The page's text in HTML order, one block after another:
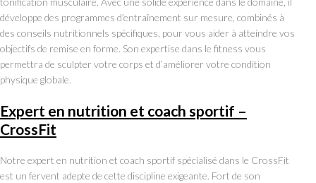
développe des programmes d’entraînement sur mesure, combinés à
des conseils nutritionnels spécifiques, pour vous aider à atteindre vos
objectifs de remise en forme. Son expertise dans le fitness vous
permettra de sculpter votre corps et d’améliorer votre condition
physique globale.
Expert en nutrition et coach sportif –
CrossFit
Notre expert en nutrition et coach sportif spécialisé dans le CrossFit
est un fervent adepte de cette discipline exigeante. Fort de son